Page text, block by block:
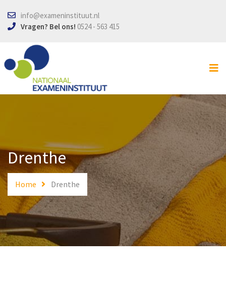
Home
SOG examen
Lesmateriaal
Contact
info@exameninstituut.nl
Vragen? Bel ons! 0524 - 563 415
Drenthe
Home Drenthe